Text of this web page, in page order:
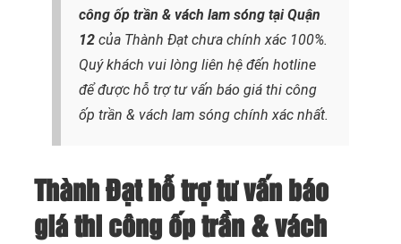
công ốp trần & vách lam sóng tại Quận
12 của Thành Đạt chưa chính xác 100%.
Quý khách vui lòng liên hệ đến hotline
để được hỗ trợ tư vấn báo giá thi công
ốp trần & vách lam sóng chính xác nhất.
Thành Đạt hỗ trợ tư vấn báo
giá thi công ốp trần & vách